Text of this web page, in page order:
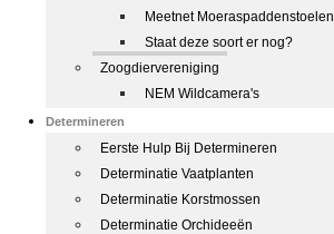
Meetnet Moeraspaddenstoelen
Staat deze soort er nog?
Zoogdiervereniging
NEM Wildcamera's
Determineren
Eerste Hulp Bij Determineren
Determinatie Vaatplanten
Determinatie Korstmossen
Determinatie Orchideeën